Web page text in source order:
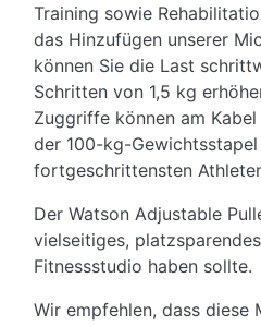
Training sowie
das Hinzufügen unserer
können Sie die Last
Schritten von 1,5 kg
Zuggriffe können am
der 100-kg-
fortgeschrittensten
Der Watson Adjustable
vielseitiges,
Fitnessstudio haben sollte.
Wir empfehlen, dass diese